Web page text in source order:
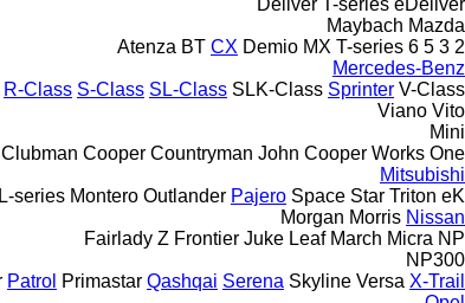
Maybach Mazda
2
3
5
6
Atenza BT CX Demio MX T-series
Mercedes-Benz
R-Class S-Class SL-Class SLK-Class Sprinter V-Class
Viano Vito
Mini
Clubman Cooper Countryman John Cooper Works One
Mitsubishi
L-series Montero Outlander Pajero Space Star Triton eK
Morgan Morris Nissan
Fairlady Z Frontier Juke Leaf March Micra NP
NP300
Patrol Primastar Qashqai Serena Skyline Versa X-Trail